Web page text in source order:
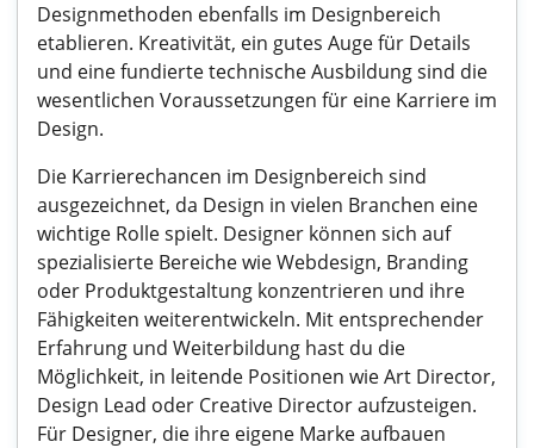
Designmethoden ebenfalls im Designbereich
etablieren. Kreativität, ein gutes Auge für Details
und eine fundierte technische Ausbildung sind die
wesentlichen Voraussetzungen für eine Karriere im
Design.
Die Karrierechancen im Designbereich sind
ausgezeichnet, da Design in vielen Branchen eine
wichtige Rolle spielt. Designer können sich auf
spezialisierte Bereiche wie Webdesign, Branding
oder Produktgestaltung konzentrieren und ihre
Fähigkeiten weiterentwickeln. Mit entsprechender
Erfahrung und Weiterbildung hast du die
Möglichkeit, in leitende Positionen wie Art Director,
Design Lead oder Creative Director aufzusteigen.
Für Designer, die ihre eigene Marke aufbauen